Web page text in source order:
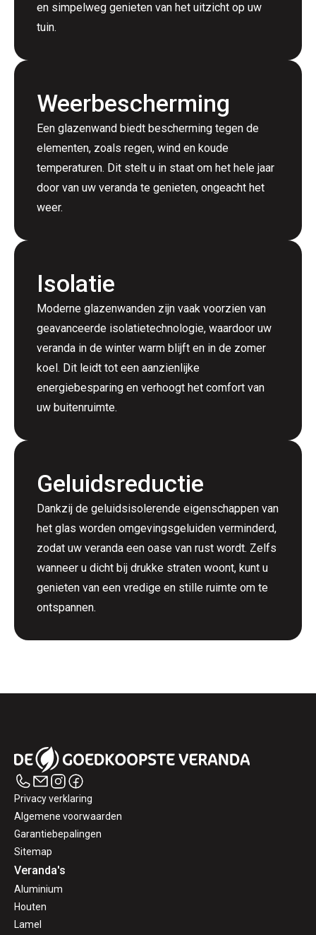
en simpelweg genieten van het uitzicht op uw
tuin.
Weerbescherming
Een glazenwand biedt bescherming tegen de
elementen, zoals regen, wind en koude
temperaturen. Dit stelt u in staat om het hele jaar
door van uw veranda te genieten, ongeacht het
weer.
Isolatie
Moderne glazenwanden zijn vaak voorzien van
geavanceerde isolatietechnologie, waardoor uw
veranda in de winter warm blijft en in de zomer
koel. Dit leidt tot een aanzienlijke
energiebesparing en verhoogt het comfort van
uw buitenruimte.
Geluidsreductie
Dankzij de geluidsisolerende eigenschappen van
het glas worden omgevingsgeluiden verminderd,
zodat uw veranda een oase van rust wordt. Zelfs
wanneer u dicht bij drukke straten woont, kunt u
genieten van een vredige en stille ruimte om te
ontspannen.
Privacy verklaring
Algemene voorwaarden
Garantiebepalingen
Sitemap
Veranda's
Aluminium
Houten
Lamel